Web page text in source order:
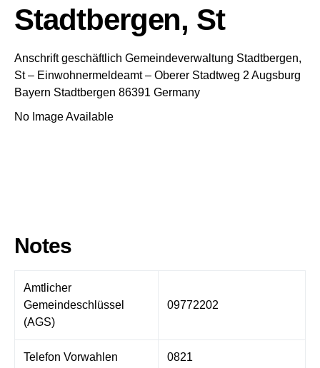
Stadtbergen, St
Anschrift geschäftlich Gemeindeverwaltung Stadtbergen,
St – Einwohnermeldeamt – Oberer Stadtweg 2 Augsburg
Bayern Stadtbergen 86391 Germany
No Image Available
Notes
Amtlicher
Gemeindeschlüssel
(AGS)
09772202
Telefon Vorwahlen 0821